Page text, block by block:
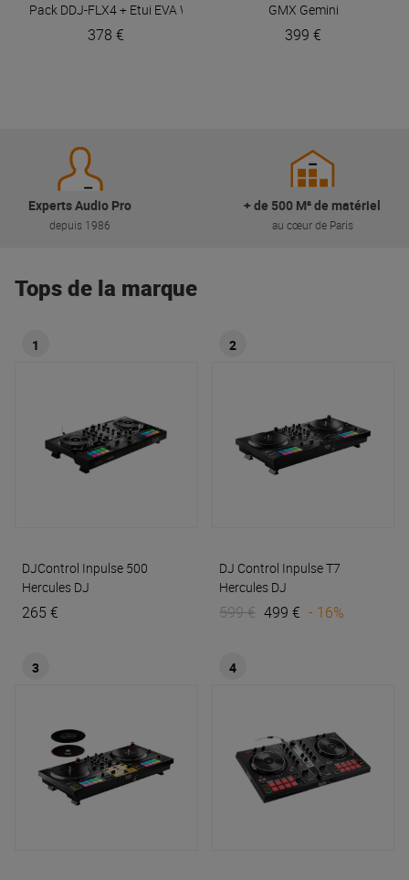
Pack DDJ-FLX4 + Etui EVA Walkasse Pioneer DJ
378 €
GMX Gemini
399 €
Experts Audio Pro
depuis 1986
+ de 500 M² de matériel
au cœur de Paris
Tops de la marque
1
DJControl Inpulse 500
Hercules DJ
265 €
2
DJ Control Inpulse T7
Hercules DJ
599 € 499 € - 16%
3 4